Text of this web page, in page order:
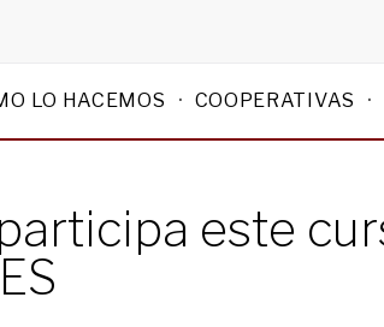
LO HACEMOS COOPERATIVAS
este